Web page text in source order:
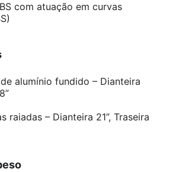
com atuação em curvas
de alumínio fundido – Dianteira
raiadas – Dianteira 21”, Traseira